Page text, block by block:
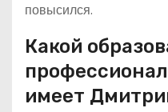
повысился.
Какой
имеет